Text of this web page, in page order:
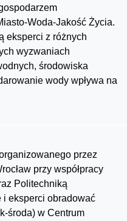
Woda-Jakość Życia.
eksperci z różnych
wyzwaniach
środowiska
wody wpływa na
przez
przy współpracy
Politechniką
i eksperci obradować
środa) w Centrum